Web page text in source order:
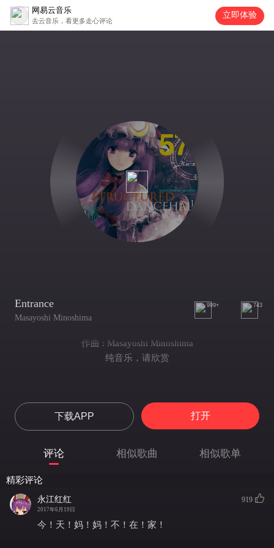
网易云音乐
去云音乐，看更多走心评论
立即体验
Entrance
Masayoshi Minoshima
999+ 743
作曲 : Masayoshi Minoshima
纯音乐，请欣赏
下载APP 打开
评论 相似歌曲 相似歌单
精彩评论
永江红红
2017年6月19日
919
今！天！妈！妈！不！在！家！